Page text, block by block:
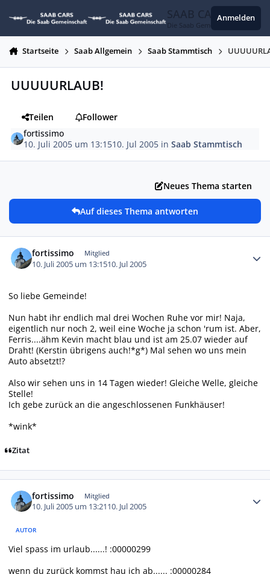
SAAB CARS
Die Saab Gemeinschaft
Anmelden
Startseite Saab Allgemein Saab Stammtisch
UUUUURLAUB!
Teilen
Follower
fortissimo
10. Juli 2005 um 13:1510. Jul 2005 inSaab Stammtisch
Neues Thema starten
Auf dieses Thema antworten
fortissimo Mitglied
10. Juli 2005 um 13:1510. Jul 2005
So liebe Gemeinde!
Nun habt ihr endlich mal drei Wochen Ruhe vor mir! Naja,
eigentlich nur noch 2, weil eine Woche ja schon 'rum ist. Aber,
Ferris....ähm Kevin macht blau und ist am 25.07 wieder auf
Draht! (Kerstin übrigens auch!*g*) Mal sehen wo uns mein
Auto absetzt!?
Also wir sehen uns in 14 Tagen wieder! Gleiche Welle, gleiche
Stelle!
Ich gebe zurück an die angeschlossenen Funkhäuser!
*wink*
Zitat
fortissimo Mitglied
10. Juli 2005 um 13:2110. Jul 2005
AUTOR
Viel spass im urlaub......! :00000299
wenn du zurück kommst hau ich ab...... :00000284